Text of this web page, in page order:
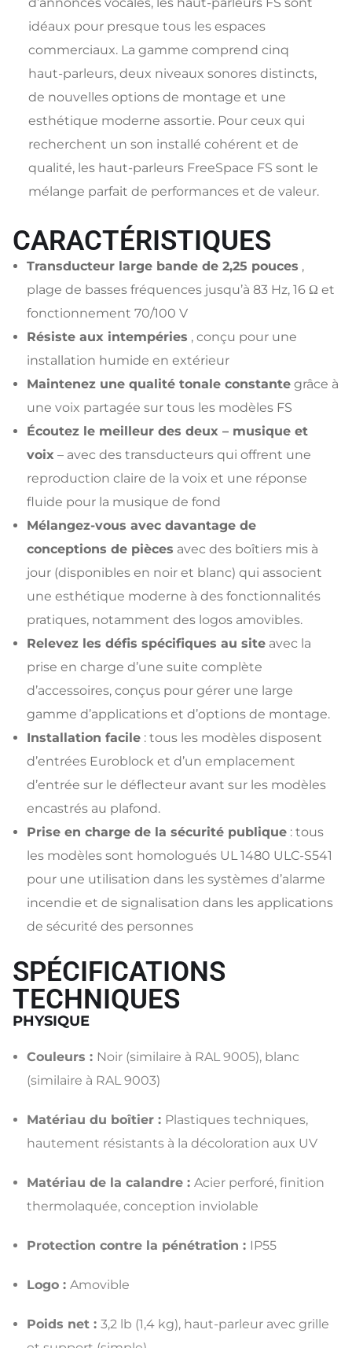
idéaux pour presque tous les espaces
commerciaux. La gamme comprend cinq
haut-parleurs, deux niveaux sonores distincts,
de nouvelles options de montage et une
esthétique moderne assortie. Pour ceux qui
recherchent un son installé cohérent et de
qualité, les haut-parleurs FreeSpace FS sont le
mélange parfait de performances et de valeur.
CARACTÉRISTIQUES
Transducteur large bande de 2,25 pouces ,
plage de basses fréquences jusqu’à 83 Hz, 16 Ω et
fonctionnement 70/100 V
Résiste aux intempéries , conçu pour une
installation humide en extérieur
Maintenez une qualité tonale constante grâce à
une voix partagée sur tous les modèles FS
Écoutez le meilleur des deux – musique et
voix – avec des transducteurs qui offrent une
reproduction claire de la voix et une réponse
fluide pour la musique de fond
Mélangez-vous avec davantage de
conceptions de pièces avec des boîtiers mis à
jour (disponibles en noir et blanc) qui associent
une esthétique moderne à des fonctionnalités
pratiques, notamment des logos amovibles.
Relevez les défis spécifiques au site avec la
prise en charge d’une suite complète
d’accessoires, conçus pour gérer une large
gamme d’applications et d’options de montage.
Installation facile : tous les modèles disposent
d’entrées Euroblock et d’un emplacement
d’entrée sur le déflecteur avant sur les modèles
encastrés au plafond.
Prise en charge de la sécurité publique : tous
les modèles sont homologués UL 1480 ULC-S541
pour une utilisation dans les systèmes d’alarme
incendie et de signalisation dans les applications
de sécurité des personnes
SPÉCIFICATIONS
TECHNIQUES
PHYSIQUE
Couleurs : Noir (similaire à RAL 9005), blanc
(similaire à RAL 9003)
Matériau du boîtier : Plastiques techniques,
hautement résistants à la décoloration aux UV
Matériau de la calandre : Acier perforé, finition
thermolaquée, conception inviolable
Protection contre la pénétration : IP55
Logo : Amovible
Poids net : 3,2 lb (1,4 kg), haut-parleur avec grille